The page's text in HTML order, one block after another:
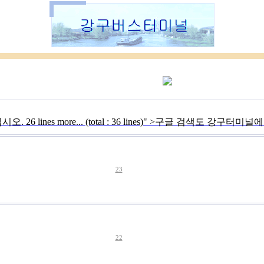
오. 26 lines more... (total : 36 lines)" >구글 검색도 강구터미널
23
22